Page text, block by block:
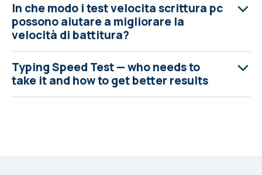
In che modo i test velocita scrittura pc
possono aiutare a migliorare la
velocità di battitura?
Typing Speed Test — who needs to
take it and how to get better results